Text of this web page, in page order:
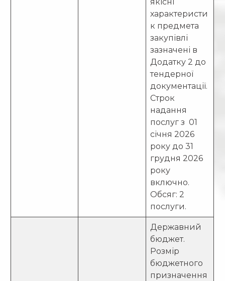
характеристи
к предмета
закупівлі
зазначені в
Додатку 2 до
тендерної
документації.
Строк
надання
послуг з 01
січня 2026
року до 31
грудня 2026
року
включно.
Обсяг: 2
послуги.
Державний
бюджет.
Розмір
бюджетного
призначення